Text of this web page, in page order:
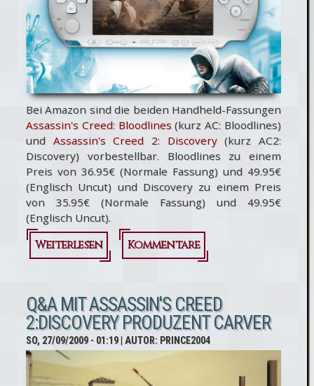
Bei Amazon sind die beiden Handheld-Fassungen
Assassin's Creed: Bloodlines(kurz AC: Bloodlines)
und Assassin's Creed 2: Discovery(kurz AC2:
Discovery) vorbestellbar. Bloodlines zu einem
Preis von 36.95€ (Normale Fassung) und 49.95€
(Englisch Uncut) und Discovery zu einem Preis
von 35.95€ (Normale Fassung) und 49.95€
(Englisch Uncut).
Weiterlesen
über
Creed 2:
Discovery &
Bloodlines
vorbestellen
Kommentare
Q&A MIT ASSASSIN'S CREED
2:DISCOVERY PRODUZENT CARVER
SO, 27/09/2009 - 01:19| AUTOR: PRINCE2004